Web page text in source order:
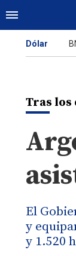
Dólar
Tras
El
y
y 1.520